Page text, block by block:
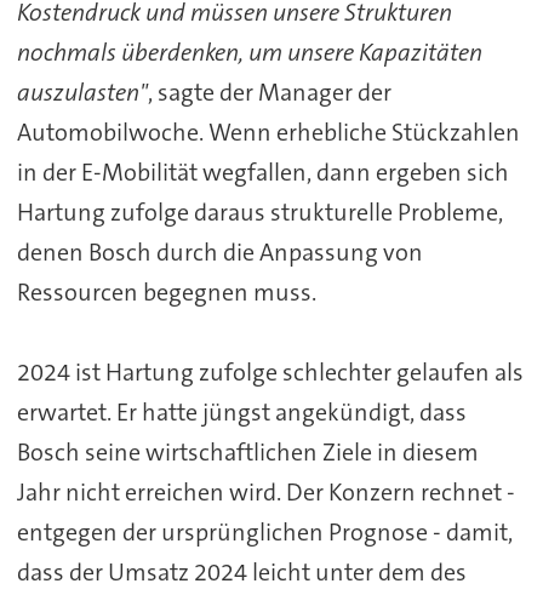
Kostendruck und müssen unsere Strukturen
nochmals überdenken, um unsere Kapazitäten
auszulasten", sagte der Manager der
Automobilwoche. Wenn erhebliche Stückzahlen
in der E-Mobilität wegfallen, dann ergeben sich
Hartung zufolge daraus strukturelle Probleme,
denen Bosch durch die Anpassung von
Ressourcen begegnen muss.
2024 ist Hartung zufolge schlechter gelaufen als
erwartet. Er hatte jüngst angekündigt, dass
Bosch seine wirtschaftlichen Ziele in diesem
Jahr nicht erreichen wird. Der Konzern rechnet -
entgegen der ursprünglichen Prognose - damit,
dass der Umsatz 2024 leicht unter dem des